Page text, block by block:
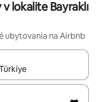
lokalite Bayraklı
ubytovania na Airbnb
si ich prechádzať